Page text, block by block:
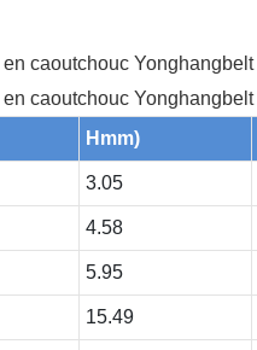
Hmm)
3.05
4.58
5.95
15.49